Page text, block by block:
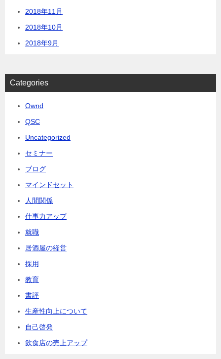
2018年11月
2018年10月
2018年9月
Categories
Ownd
QSC
Uncategorized
セミナー
ブログ
マインドセット
人間関係
仕事力アップ
就職
居酒屋の経営
採用
教育
書評
生産性向上について
自己啓発
飲食店の売上アップ